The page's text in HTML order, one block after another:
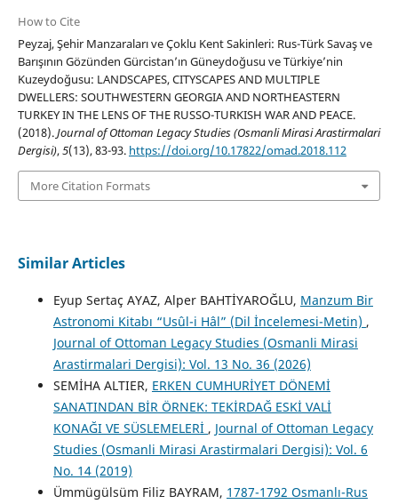
How to Cite
Peyzaj, Şehir Manzaraları ve Çoklu Kent Sakinleri: Rus-Türk Savaş ve
Barışının Gözünden Gürcistan’ın Güneydoğusu ve Türkiye’nin
Kuzeydoğusu: LANDSCAPES, CITYSCAPES AND MULTIPLE
DWELLERS: SOUTHWESTERN GEORGIA AND NORTHEASTERN
TURKEY IN THE LENS OF THE RUSSO-TURKISH WAR AND PEACE.
(2018).Journal of Ottoman Legacy Studies (Osmanli Mirasi Arastirmalari
Dergisi),5(13), 83-93. https://doi.org/10.17822/omad.2018.112
More Citation Formats
Similar Articles
Eyup Sertaç AYAZ, Alper BAHTİYAROĞLU, Manzum Bir
Astronomi Kitabı “Usûl-i Hâl” (Dil İncelemesi-Metin) ,
Journal of Ottoman Legacy Studies (Osmanli Mirasi
Arastirmalari Dergisi): Vol. 13 No. 36 (2026)
SEMİHA ALTIER, ERKEN CUMHURİYET DÖNEMİ
SANATINDAN BİR ÖRNEK: TEKİRDAĞ ESKİ VALİ
KONAĞI VE SÜSLEMELERİ , Journal of Ottoman Legacy
Studies (Osmanli Mirasi Arastirmalari Dergisi): Vol. 6
No. 14 (2019)
Ümmügülsüm Filiz BAYRAM, 1787-1792 Osmanlı-Rus